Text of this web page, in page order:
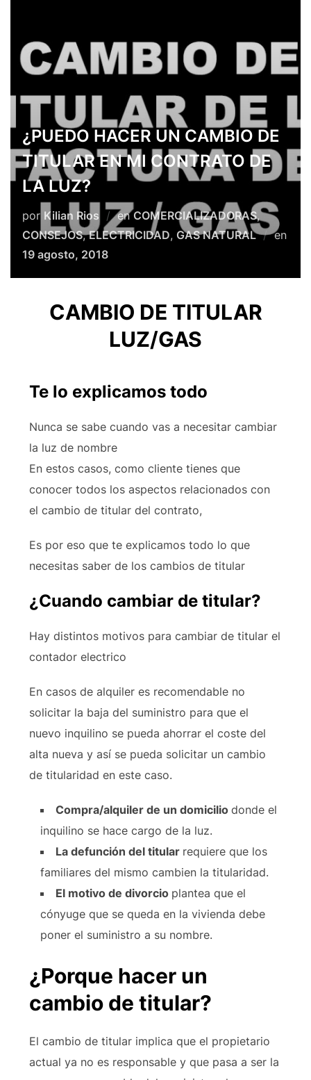
NUESTRO
¿PUEDO HACER UN CAMBIO DE
TITULAR EN MI CONTRATO DE
LA LUZ?
por Kilian Rios enCOMERCIALIZADORAS,
CONSEJOS,ELECTRICIDAD, GAS NATURAL
en
19 agosto, 2018
CAMBIO DE TITULAR
LUZ/GAS
Te lo explicamos todo
Nunca se sabe cuando vas a necesitar cambiar
la luz de nombre
En estos casos, como cliente tienes que
conocer todos los aspectos relacionados con
el cambio de titular del contrato,
Es por eso que te explicamos todo lo que
necesitas saber de los cambios de titular
¿Cuando cambiar de titular?
Hay distintos motivos para cambiar de titular el
contador electrico
En casos de alquiler es recomendable no
solicitar la baja del suministro para que el
nuevo inquilino se pueda ahorrar el coste del
alta nueva y así se pueda solicitar un cambio
de titularidad en este caso.
Compra/alquiler de un domicilio donde el
inquilino se hace cargo de la luz.
La defunción del titular requiere que los
familiares del mismo cambien la titularidad.
El motivo de divorcio plantea que el
cónyuge que se queda en la vivienda debe
poner el suministro a su nombre.
¿Porque hacer un
cambio de titular?
El cambio de titular implica que el propietario
actual ya no es responsable y que pasa a ser la